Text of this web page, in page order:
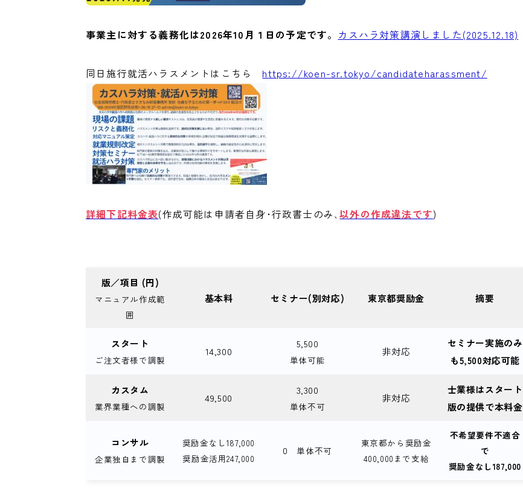
事業主に対する義務化は2026年10月１日の予定です。 カスハラ対策講演しました(2025.12.18)
同日施行就活ハラスメントはこちら https://koen-sr.tokyo/candidateharassment/
詳細下記料金表(作成可能は申請者自身･行政書士のみ､以外の作成違法です)
版／項目 (円)
マニュアル作成範
囲
基本料 セミナー(別対応) 東京都奨励金 摘要
スタート
ご注文者様で調製
14,300
5,500
単体可能
非対応
セミナー実施のみ
も5,500対応可能
カスタム
業界業種への調製
49,500
3,300
単体不可
非対応
士業様はスタート
版の提供で本料金
コンサル
企業独自まで調製
奨励金なし187,000
奨励金活用247,000
0 単体不可
東京都から奨励金
400,000まで支給
不希望要件不適合
で
奨励金なし187,000